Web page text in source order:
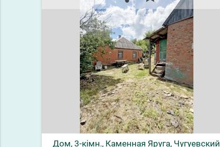
Дом, 3-кімн., Каменная Яруга, Чугуевский